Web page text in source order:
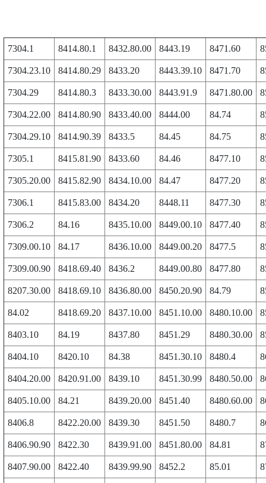
7304.1 8414.80.1 8432.80.00 8443.19 8471.60
7304.23.10 8414.80.29 8433.20 8443.39.10 8471.70
7304.29 8414.80.3 8433.30.00 8443.91.9 8471.80.00
7304.22.00 8414.80.90 8433.40.00 8444.00 84.74
7304.29.10 8414.90.39 8433.5 84.45 84.75
7305.1 8415.81.90 8433.60 84.46 8477.10
7305.20.00 8415.82.90 8434.10.00 84.47 8477.20
7306.1 8415.83.00 8434.20 8448.11 8477.30
7306.2 84.16 8435.10.00 8449.00.10 8477.40
7309.00.10 84.17 8436.10.00 8449.00.20 8477.5
7309.00.90 8418.69.40 8436.2 8449.00.80 8477.80
8207.30.00 8418.69.10 8436.80.00 8450.20.90 84.79
84.02 8418.69.20 8437.10.00 8451.10.00 8480.10.00
8403.10 84.19 8437.80 8451.29 8480.30.00
8404.10 8420.10 84.38 8451.30.10 8480.4
8404.20.00 8420.91.00 8439.10 8451.30.99 8480.50.00
8405.10.00 84.21 8439.20.00 8451.40 8480.60.00
8406.8 8422.20.00 8439.30 8451.50 8480.7
8406.90.90 8422.30 8439.91.00 8451.80.00 84.81
8407.90.00 8422.40 8439.99.90 8452.2 85.01